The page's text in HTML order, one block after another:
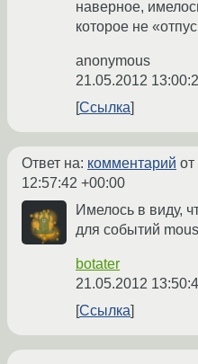
наверное,
которое не
anonymous
21.05.2012
Ссылка
Ответ на: комментарий
12:57:42 +00:00
Имелось в виду,
для событий
botater
21.05.2012
Ссылка